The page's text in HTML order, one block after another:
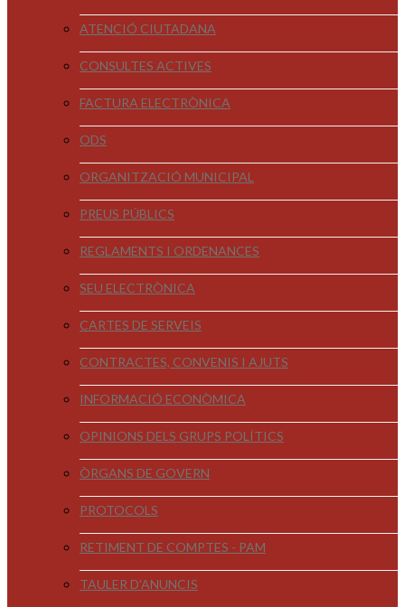
ATENCIÓ CIUTADANA
CONSULTES ACTIVES
FACTURA ELECTRÒNICA
ODS
ORGANITZACIÓ MUNICIPAL
PREUS PÚBLICS
REGLAMENTS I ORDENANCES
SEU ELECTRÒNICA
CARTES DE SERVEIS
CONTRACTES, CONVENIS I AJUTS
INFORMACIÓ ECONÒMICA
OPINIONS DELS GRUPS POLÍTICS
ÒRGANS DE GOVERN
PROTOCOLS
RETIMENT DE COMPTES - PAM
TAULER D'ANUNCIS